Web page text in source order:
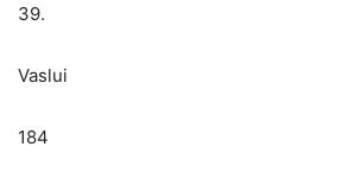
39.
Vaslui
184